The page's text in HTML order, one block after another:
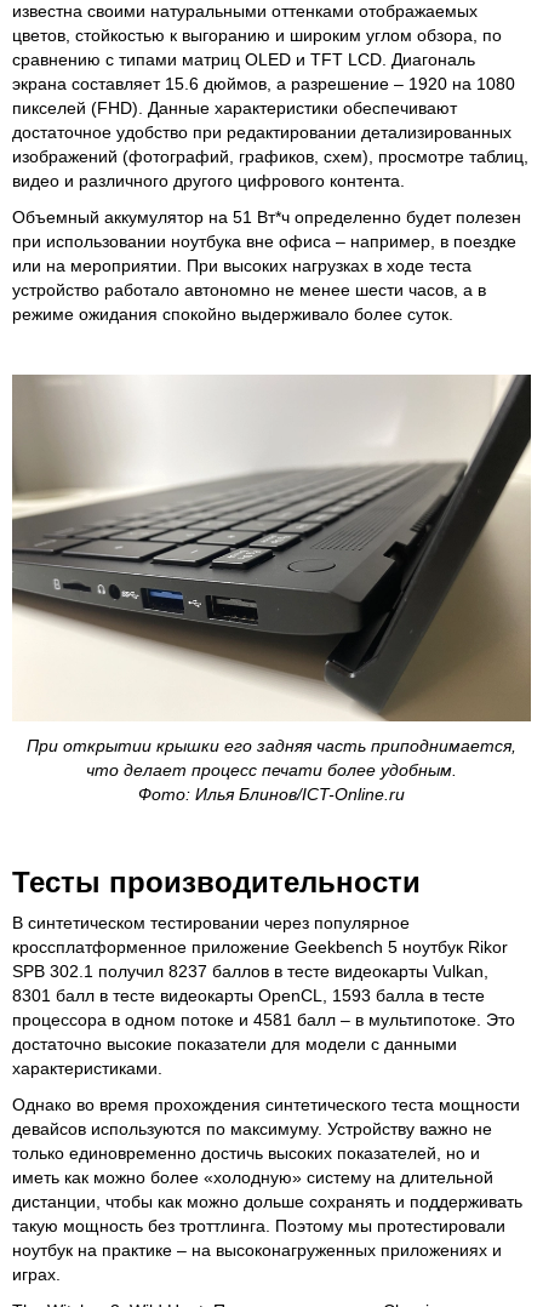
известна своими натуральными оттенками отображаемых
цветов, стойкостью к выгоранию и широким углом обзора, по
сравнению с типами матриц OLED и TFT LCD. Диагональ
экрана составляет 15.6 дюймов, а разрешение – 1920 на 1080
пикселей (FHD). Данные характеристики обеспечивают
достаточное удобство при редактировании детализированных
изображений (фотографий, графиков, схем), просмотре таблиц,
видео и различного другого цифрового контента.
Объемный аккумулятор на 51 Вт*ч определенно будет полезен
при использовании ноутбука вне офиса – например, в поездке
или на мероприятии. При высоких нагрузках в ходе теста
устройство работало автономно не менее шести часов, а в
режиме ожидания спокойно выдерживало более суток.
При открытии крышки его задняя часть приподнимается,
что делает процесс печати более удобным.
Фото: Илья Блинов/ICT-Online.ru
Тесты производительности
В синтетическом тестировании через популярное
кроссплатформенное приложение Geekbench 5 ноутбук Rikor
SPB 302.1 получил 8237 баллов в тесте видеокарты Vulkan,
8301 балл в тесте видеокарты OpenCL, 1593 балла в тесте
процессора в одном потоке и 4581 балл – в мультипотоке. Это
достаточно высокие показатели для модели с данными
характеристиками.
Однако во время прохождения синтетического теста мощности
девайсов используются по максимуму. Устройству важно не
только единовременно достичь высоких показателей, но и
иметь как можно более «холодную» систему на длительной
дистанции, чтобы как можно дольше сохранять и поддерживать
такую мощность без троттлинга. Поэтому мы протестировали
ноутбук на практике – на высоконагруженных приложениях и
играх.